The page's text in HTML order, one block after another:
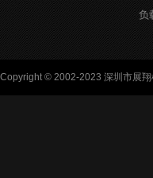
负
Copyright © 2002-2023 深圳市展